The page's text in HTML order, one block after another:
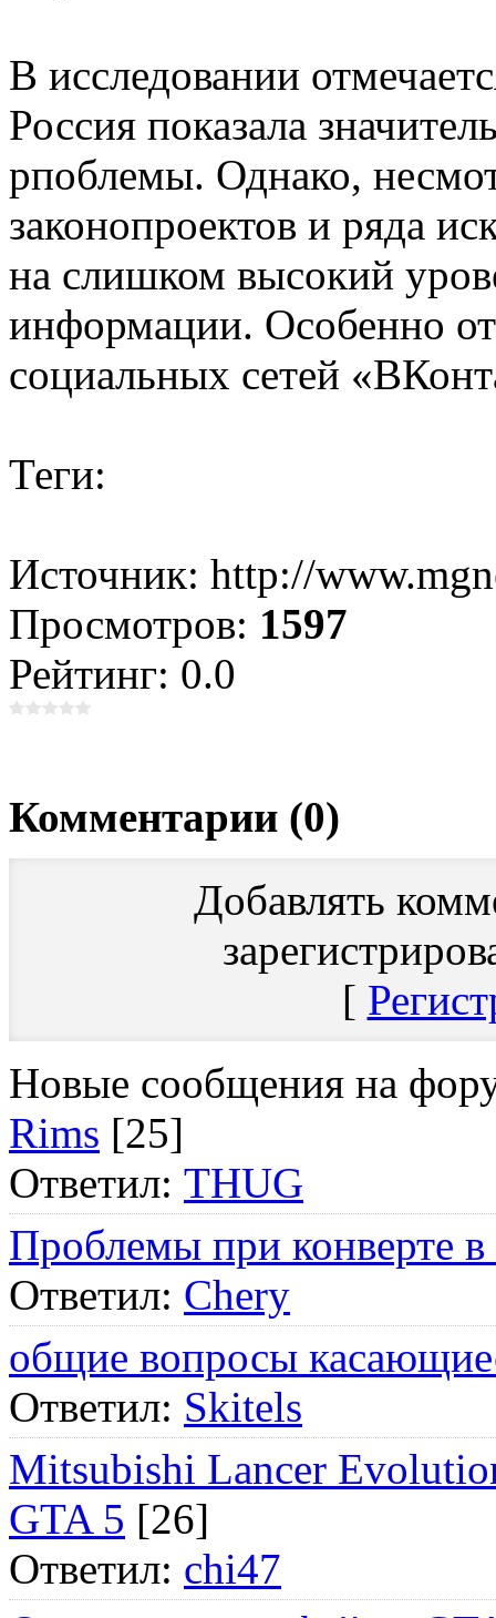
В исследовании
Россия показала
рпоблемы. Однако,
законопроектов и ряда
на слишком высокий
информации. Особенно
социальных сетей
Теги:
Источник: http://
Просмотров: 1597
Рейтинг: 0.0
Комментарии (0)
Добавлять
[
Новые сообщения на
Rims [25]
Ответил: THUG
Проблемы при конверте
Ответил: Chery
общие вопросы
Ответил: Skitels
Mitsubishi Lancer
GTA 5 [26]
Ответил: chi47